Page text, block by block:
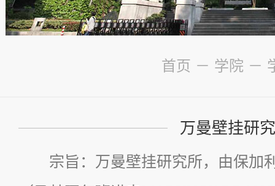
首页 － 学院 －
万曼壁挂研
宗旨：万曼壁挂研究所，由保加